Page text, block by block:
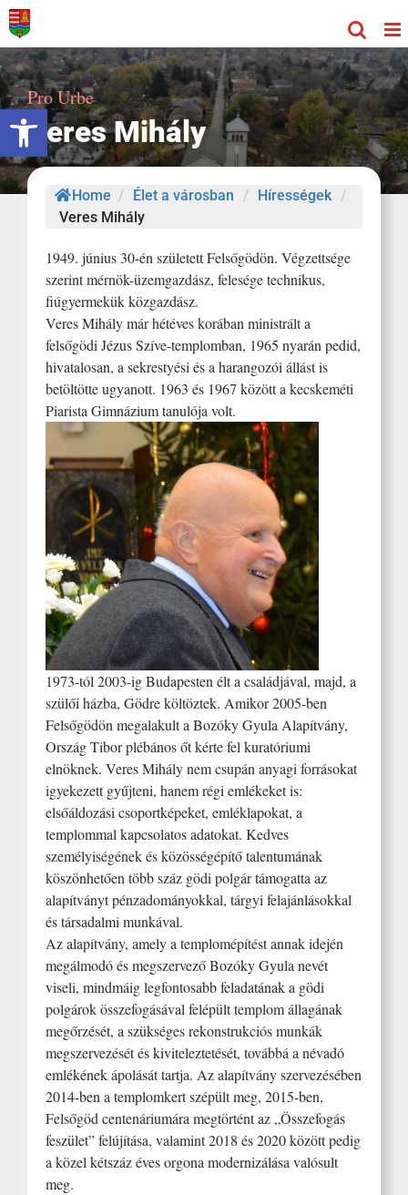
Eszköztár megnyitása
Kihagyás
Pro Urbe
Veres Mihály
Home / Élet a városban / Hírességek /
Veres Mihály
1949. június 30-én született Felsőgödön. Végzettsége
szerint mérnök-üzemgazdász, felesége technikus,
fiúgyermekük közgazdász.
Veres Mihály már hétéves korában ministrált a
felsőgödi Jézus Szíve-templomban, 1965 nyarán pedid,
hivatalosan, a sekrestyési és a harangozói állást is
betöltötte ugyanott. 1963 és 1967 között a kecskeméti
Piarista Gimnázium tanulója volt.
1973-tól 2003-ig Budapesten élt a családjával, majd, a
szülői házba, Gödre költöztek. Amikor 2005-ben
Felsőgödön megalakult a Bozóky Gyula Alapítvány,
Ország Tibor plébános őt kérte fel kuratóriumi
elnöknek. Veres Mihály nem csupán anyagi forrásokat
igyekezett gyűjteni, hanem régi emlékeket is:
elsőáldozási csoportképeket, emléklapokat, a
templommal kapcsolatos adatokat. Kedves
személyiségének és közösségépítő talentumának
köszönhetően több száz gödi polgár támogatta az
alapítványt pénzadományokkal, tárgyi felajánlásokkal
és társadalmi munkával.
Az alapítvány, amely a templomépítést annak idején
megálmodó és megszervező Bozóky Gyula nevét
viseli, mindmáig legfontosabb feladatának a gödi
polgárok összefogásával felépült templom állagának
megőrzését, a szükséges rekonstrukciós munkák
megszervezését és kiviteleztetését, továbbá a névadó
emlékének ápolását tartja. Az alapítvány szervezésében
2014-ben a templomkert szépült meg, 2015-ben,
Felsőgöd centenáriumára megtörtént az „Összefogás
feszület” felújítása, valamint 2018 és 2020 között pedig
a közel kétszáz éves orgona modernizálása valósult
meg.